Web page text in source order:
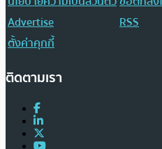
Advertise
RSS
ตั้งค่าคุกกี้
ติดตามเรา